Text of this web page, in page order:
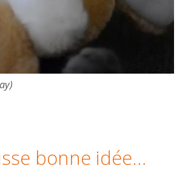
bonne idée…